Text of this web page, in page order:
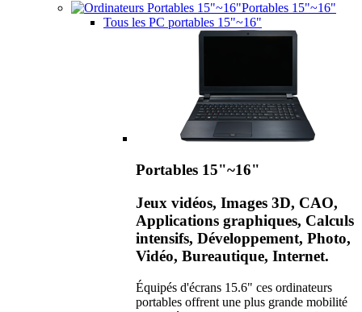
Portables 15"~16"
Tous les PC portables 15"~16"
Portables 15"~16"
Jeux vidéos, Images 3D, CAO,
Applications graphiques, Calculs
intensifs, Développement, Photo,
Vidéo, Bureautique, Internet.
Équipés d'écrans 15.6" ces ordinateurs
portables offrent une plus grande mobilité